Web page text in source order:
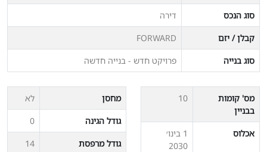
סוג הנכס
דירה
קבלן / יזם
FORWARD
סוג בנייה
פרויקט חדש - בנייה חדשה
מס' קומות
בבניין
10
אכלוס
1 בינו׳
2030
מחסן
לא
גודל הגינה
0
גודל מרפסת
14